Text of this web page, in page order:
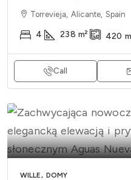
Torrevieja, Alicante, Spain
4 238 m² 420
Call
WILLE, DOMY